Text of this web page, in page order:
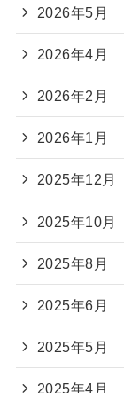
2026年5月
2026年4月
2026年2月
2026年1月
2025年12月
2025年10月
2025年8月
2025年6月
2025年5月
2025年4月